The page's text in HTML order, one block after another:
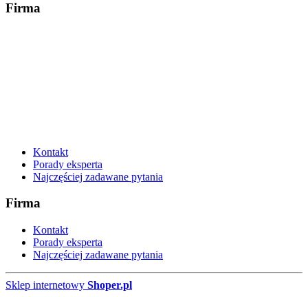
Firma
Kontakt
Porady eksperta
Najczęściej zadawane pytania
Firma
Kontakt
Porady eksperta
Najczęściej zadawane pytania
Sklep internetowy Shoper.pl